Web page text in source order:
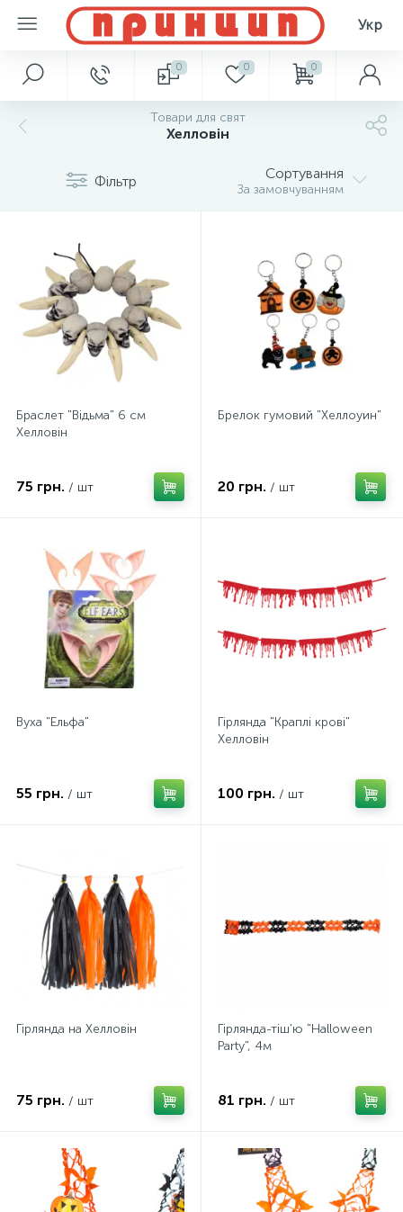
Укр
0 0 0
Товари для свят
Хелловін
Фільтр Сортування
За замовчуванням
Браслет "Відьма" 6 см
Хелловін
75 грн. / шт
Брелок гумовий "Хеллоуин"
20 грн. / шт
Вуха "Ельфа"
55 грн. / шт
Гірлянда "Краплі крові"
Хелловін
100 грн. / шт
Гірлянда на Хелловін
75 грн. / шт
Гірлянда-тіш'ю "Halloween
Party", 4м
81 грн. / шт